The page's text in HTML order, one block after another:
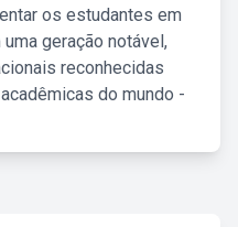
os estudantes em
geração notável,
reconhecidas
do mundo -